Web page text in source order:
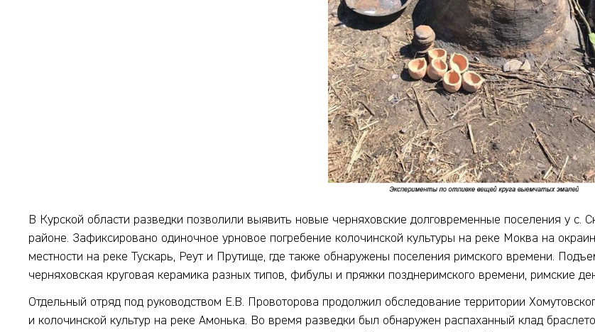
В Курской области разведки позволили выявить новые черняховские долговременные поселения у с.
районе. Зафиксировано одиночное урновое погребение колочинской культуры на реке Моква на
местности на реке Тускарь, Реут и Прутище, где также обнаружены поселения римского времени.
черняховская круговая керамика разных типов, фибулы и пряжки позднеримского времени, римские
Отдельный отряд под руководством Е.В. Провоторова продолжил обследование территории
и колочинской культур на реке Амонька. Во время разведки был обнаружен распаханный клад